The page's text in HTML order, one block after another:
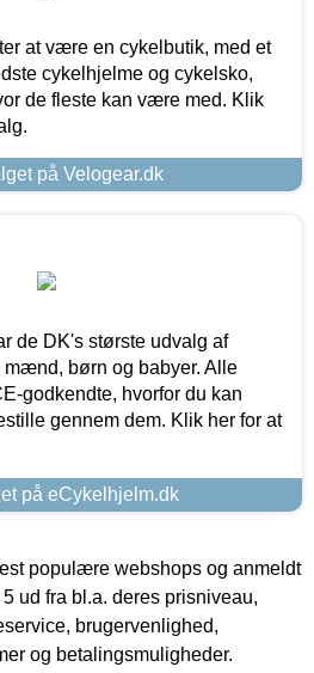
at være en cykelbutik, med et
cykelhjelme og cykelsko,
de fleste kan være med. Klik
på Velogear.dk
de DK's største udvalg af
børn og babyer. Alle
godkendte, hvorfor du kan
gennem dem. Klik her for at
på eCykelhjelm.dk
populære webshops og anmeldt
ud fra bl.a. deres prisniveau,
brugervenlighed,
og betalingsmuligheder.